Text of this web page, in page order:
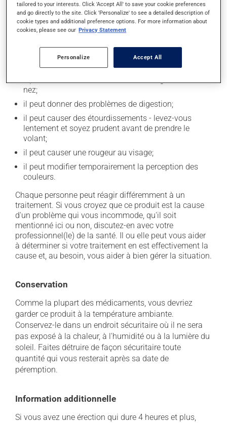
Effets indésirables
En plus de ses effets recherchés, ce produit peut à
l'occasion entraîner certains effets indésirables (effets
secondaires), notamment :
il peut causer des maux de tête;
nez;
il peut donner des problèmes de digestion;
il peut causer des étourdissements - levez-vous
lentement et soyez prudent avant de prendre le
volant;
il peut causer une rougeur au visage;
il peut modifier temporairement la perception des
couleurs.
Chaque personne peut réagir différemment à un
traitement. Si vous croyez que ce produit est la cause
d'un problème qui vous incommode, qu'il soit
mentionné ici ou non, discutez-en avec votre
professionnel(le) de la santé. Il ou elle peut vous aider
à déterminer si votre traitement en est effectivement la
cause et, au besoin, vous aider à bien gérer la situation.
Conservation
Comme la plupart des médicaments, vous devriez
garder ce produit à la température ambiante.
Conservez-le dans un endroit sécuritaire où il ne sera
pas exposé à la chaleur, à l'humidité ou à la lumière du
soleil. Faites détruire de façon sécuritaire toute
quantité qui vous resterait après sa date de
péremption.
Information additionnelle
Si vous avez une érection qui dure 4 heures et plus,
tailored to your interests. Click 'Accept All' to save your cookie preferences
and go directly to the site. Click 'Personalize' to see a detailed description of
cookie types and additional preference options. For more information about
cookies, please see our Privacy Statement
Personalize Accept All